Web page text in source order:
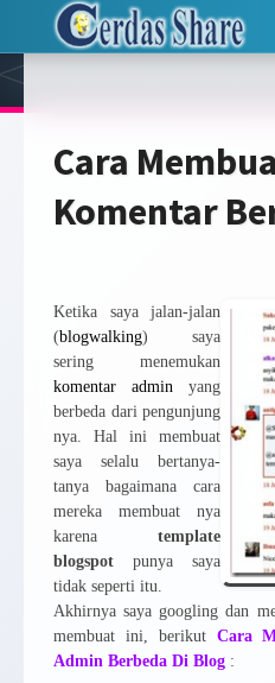
Cara
Komentar
Ketika saya jalan-jalan
(blogwalking) saya
sering menemukan
komentar
admin yang
berbeda dari pengunjung
nya. Hal ini membuat
saya selalu bertanya-
tanya bagaimana cara
mereka membuat nya
karena template
blogspot punya saya
tidak seperti itu.
Akhirnya saya googling dan
membuat ini, berikut Cara
Admin Berbeda Di Blog :